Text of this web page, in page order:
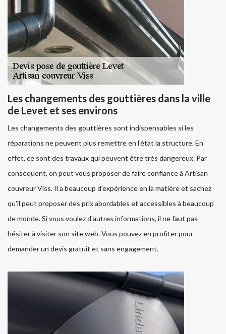
Les changements des gouttières dans la ville
de Levet et ses environs
Les changements des gouttières sont indispensables si les
réparations ne peuvent plus remettre en l'état la structure. En
effet, ce sont des travaux qui peuvent être très dangereux. Par
conséquent, on peut vous proposer de faire confiance à Artisan
couvreur Viss. Il a beaucoup d'expérience en la matière et sachez
qu'il peut proposer des prix abordables et accessibles à beaucoup
de monde. Si vous voulez d'autres informations, il ne faut pas
hésiter à visiter son site web. Vous pouvez en profiter pour
demander un devis gratuit et sans engagement.